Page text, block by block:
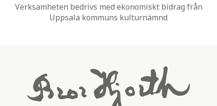
Verksamheten bedrivs med ekonomiskt bidrag från
Uppsala kommuns kulturnämnd